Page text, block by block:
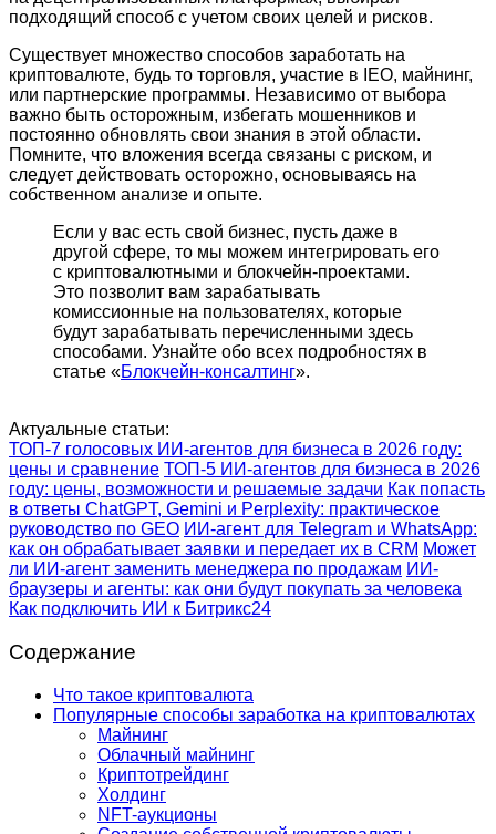
подходящий способ с учетом своих целей и рисков.
Существует множество способов заработать на
криптовалюте, будь то торговля, участие в IEO, майнинг,
или партнерские программы. Независимо от выбора
важно быть осторожным, избегать мошенников и
постоянно обновлять свои знания в этой области.
Помните, что вложения всегда связаны с риском, и
следует действовать осторожно, основываясь на
собственном анализе и опыте.
Если у вас есть свой бизнес, пусть даже в
другой сфере, то мы можем интегрировать его
с криптовалютными и блокчейн-проектами.
Это позволит вам зарабатывать
комиссионные на пользователях, которые
будут зарабатывать перечисленными здесь
способами. Узнайте обо всех подробностях в
статье «Блокчейн-консалтинг».
Актуальные статьи:
ТОП-7 голосовых ИИ-агентов для бизнеса в 2026 году:
цены и сравнение ТОП-5 ИИ-агентов для бизнеса в 2026
году: цены, возможности и решаемые задачи Как попасть
в ответы ChatGPT, Gemini и Perplexity: практическое
руководство по GEO ИИ-агент для Telegram и WhatsApp:
как он обрабатывает заявки и передает их в CRM Может
ли ИИ-агент заменить менеджера по продажам ИИ-
браузеры и агенты: как они будут покупать за человека
Как подключить ИИ к Битрикс24
Содержание
Что такое криптовалюта
Популярные способы заработка на криптовалютах
Майнинг
Облачный майнинг
Криптотрейдинг
Холдинг
NFT-аукционы